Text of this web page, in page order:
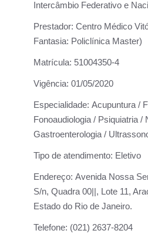
Intercâmbio Federativo e
Prestador: Centro Médico
Fantasia: Policlínica Master)
Matrícula: 51004350-4
Vigência: 01/05/2020
Especialidade: Acupuntura /
Fonoaudiologia / Psiquiatria /
Gastroenterologia /
Tipo de atendimento: Eletivo
Endereço: Avenida Nossa
S/n, Quadra 00||, Lote 11,
Estado do Rio de Janeiro.
Telefone: (021) 2637-8204